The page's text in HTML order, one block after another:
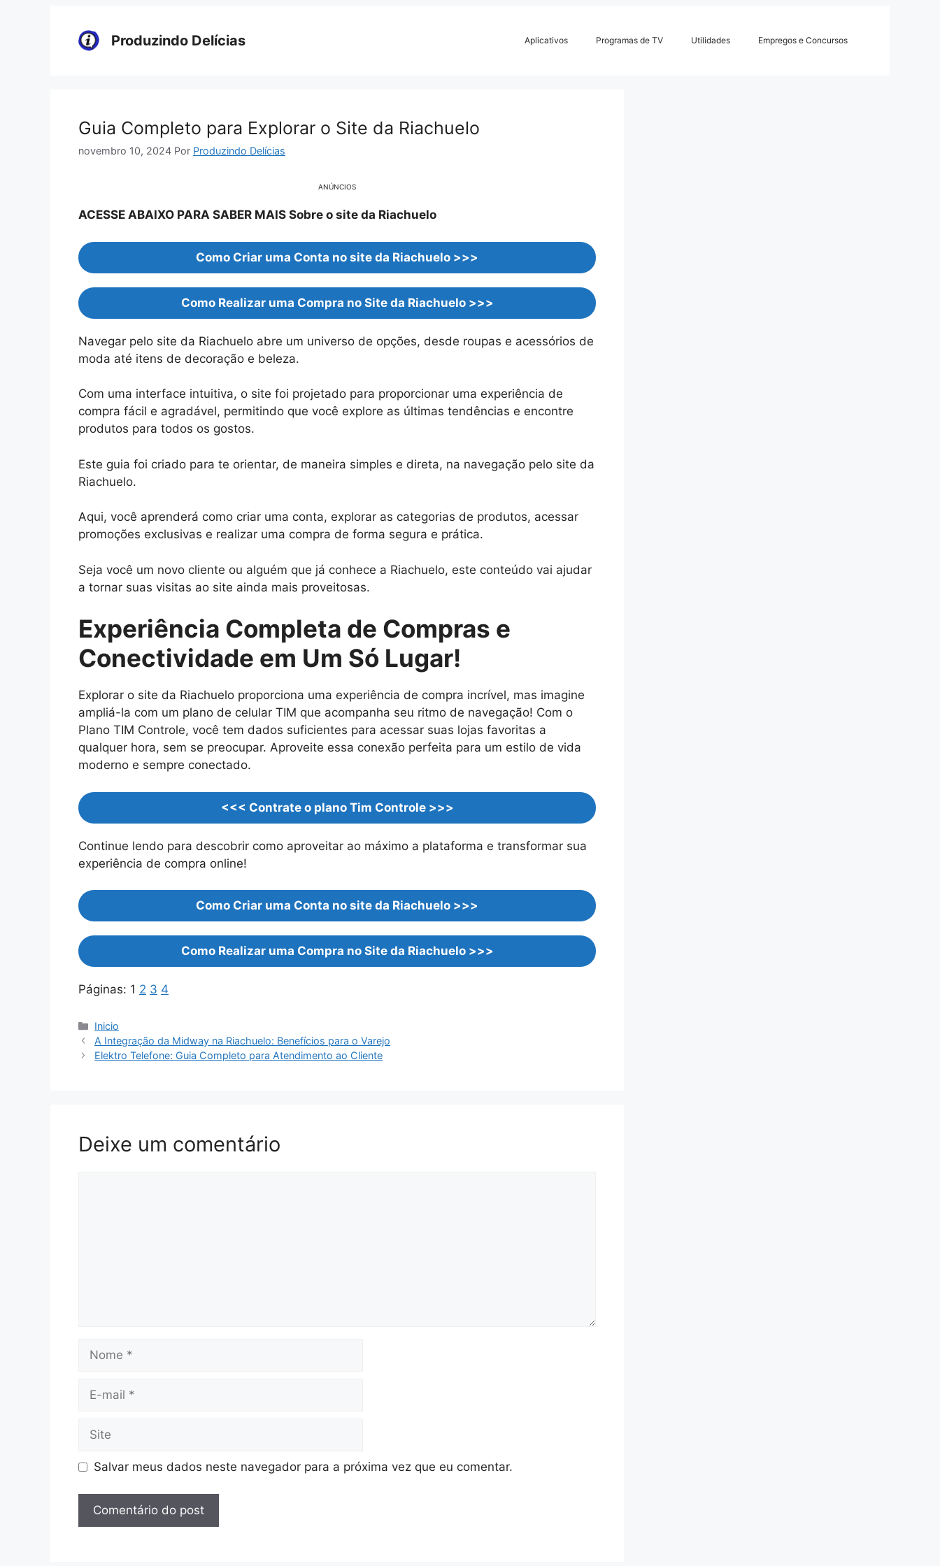
Produzindo Delícias Aplicativos Programas de TV Utilidades Empregos e Concursos
Guia Completo para Explorar o Site da Riachuelo
novembro 10, 2024 Por Produzindo Delícias
ANÚNCIOS
ACESSE ABAIXO PARA SABER MAIS Sobre o site da Riachuelo
Como Criar uma Conta no site da Riachuelo >>>
Como Realizar uma Compra no Site da Riachuelo >>>
Navegar pelo site da Riachuelo abre um universo de opções, desde roupas e acessórios de
moda até itens de decoração e beleza.
Com uma interface intuitiva, o site foi projetado para proporcionar uma experiência de
compra fácil e agradável, permitindo que você explore as últimas tendências e encontre
produtos para todos os gostos.
Este guia foi criado para te orientar, de maneira simples e direta, na navegação pelo site da
Riachuelo.
Aqui, você aprenderá como criar uma conta, explorar as categorias de produtos, acessar
promoções exclusivas e realizar uma compra de forma segura e prática.
Seja você um novo cliente ou alguém que já conhece a Riachuelo, este conteúdo vai ajudar
a tornar suas visitas ao site ainda mais proveitosas.
Experiência Completa de Compras e
Conectividade em Um Só Lugar!
Explorar o site da Riachuelo proporciona uma experiência de compra incrível, mas imagine
ampliá-la com um plano de celular TIM que acompanha seu ritmo de navegação! Com o
Plano TIM Controle, você tem dados suficientes para acessar suas lojas favoritas a
qualquer hora, sem se preocupar. Aproveite essa conexão perfeita para um estilo de vida
moderno e sempre conectado.
<<< Contrate o plano Tim Controle >>>
Continue lendo para descobrir como aproveitar ao máximo a plataforma e transformar sua
experiência de compra online!
Como Criar uma Conta no site da Riachuelo >>>
Como Realizar uma Compra no Site da Riachuelo >>>
Páginas: 1 2 3 4
Categorias
Inicio
A Integração da Midway na Riachuelo: Benefícios para o Varejo
Elektro Telefone: Guia Completo para Atendimento ao Cliente
Deixe um comentário
Nome
Site
Salvar meus dados neste navegador para a próxima vez que eu comentar.